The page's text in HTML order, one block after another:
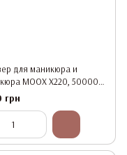
для маникюра и
MOOX X220, 50000
70W, Розовый
грн